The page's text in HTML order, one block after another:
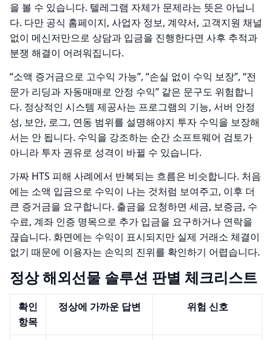
을 볼 수 있습니다. 텔레그램 자체가 문제라는 뜻은 아닙니
다. 다만 공식 홈페이지, 사업자 정보, 계약서, 고객지원 채널
없이 메신저만으로 상담과 입금을 진행한다면 사후 추적과
분쟁 해결이 어려워집니다.
“소액 증거금으로 고수익 가능”, “손실 없이 수익 보장”, “전
문가 리딩과 자동매매로 안정 수익” 같은 문구도 위험합니
다. 정상적인 시스템 제공사는 프로그램의 기능, 서버 안정
성, 보안, 로그, 연동 범위를 설명해야지 투자 수익을 보장해
서는 안 됩니다. 수익을 강조하는 순간 소프트웨어 검토가
아니라 투자 권유로 성격이 바뀔 수 있습니다.
가짜 HTS 피해 사례에서 반복되는 흐름은 비슷합니다. 처음
에는 소액 입금으로 수익이 나는 것처럼 보여주고, 이후 더
큰 증거금을 요구합니다. 출금을 요청하면 세금, 보증금, 수
수료, 계좌 인증 명목으로 추가 입금을 요구하거나 연락을
끊습니다. 화면에는 수익이 표시되지만 실제 거래소 체결이
없기 때문에 이용자는 손익의 진위를 확인하기 어렵습니다.
정상 해외선물 솔루션 판별 체크리스트
확인
항목
정상에 가까운 답변 위험 신호